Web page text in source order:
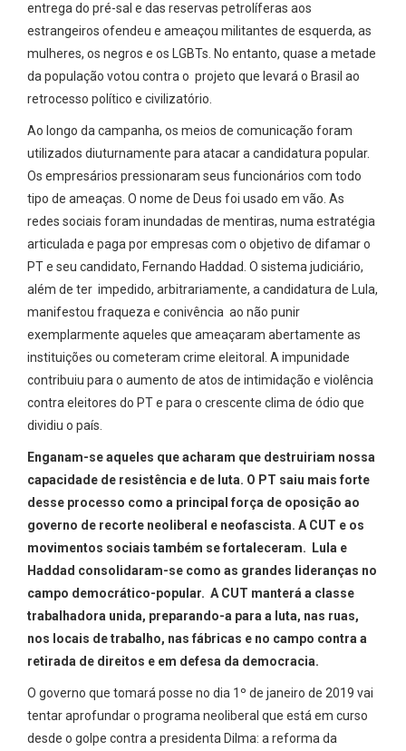
entrega do pré-sal e das reservas petrolíferas aos
estrangeiros ofendeu e ameaçou militantes de esquerda, as
mulheres, os negros e os LGBTs. No entanto, quase a metade
da população votou contra o projeto que levará o Brasil ao
retrocesso político e civilizatório.
Ao longo da campanha, os meios de comunicação foram
utilizados diuturnamente para atacar a candidatura popular.
Os empresários pressionaram seus funcionários com todo
tipo de ameaças. O nome de Deus foi usado em vão. As
redes sociais foram inundadas de mentiras, numa estratégia
articulada e paga por empresas com o objetivo de difamar o
PT e seu candidato, Fernando Haddad. O sistema judiciário,
além de ter impedido, arbitrariamente, a candidatura de Lula,
manifestou fraqueza e conivência ao não punir
exemplarmente aqueles que ameaçaram abertamente as
instituições ou cometeram crime eleitoral. A impunidade
contribuiu para o aumento de atos de intimidação e violência
contra eleitores do PT e para o crescente clima de ódio que
dividiu o país.
Enganam-se aqueles que acharam que destruiriam nossa
capacidade de resistência e de luta. O PT saiu mais forte
desse processo como a principal força de oposição ao
governo de recorte neoliberal e neofascista. A CUT e os
movimentos sociais também se fortaleceram. Lula e
Haddad consolidaram-se como as grandes lideranças no
campo democrático-popular. A CUT manterá a classe
trabalhadora unida, preparando-a para a luta, nas ruas,
nos locais de trabalho, nas fábricas e no campo contra a
retirada de direitos e em defesa da democracia.
O governo que tomará posse no dia 1º de janeiro de 2019 vai
tentar aprofundar o programa neoliberal que está em curso
desde o golpe contra a presidenta Dilma: a reforma da